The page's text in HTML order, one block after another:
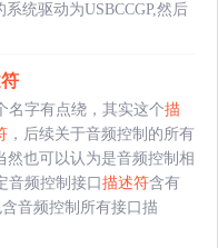
统驱动为USBCCGP,然后
名字有点绕，其实这个描
，后续关于音频控制的所有
然也可以认为是音频控制相
音频控制接口 描述符含有
音频控制所有接口描